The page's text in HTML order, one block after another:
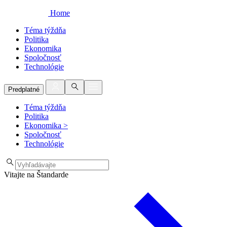
Home
Téma týždňa
Politika
Ekonomika
Spoločnosť
Technológie
Predplatné
Téma týždňa
Politika
Ekonomika >
Spoločnosť
Technológie
Vitajte na Štandarde